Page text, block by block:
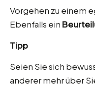
Vorgehen zu einem
Ebenfalls ein
Tipp
Seien Sie sich
anderer mehr über